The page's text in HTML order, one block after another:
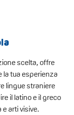
scelta, offre
la tua esperienza
lingue straniere
il latino e il greco
arti visive.